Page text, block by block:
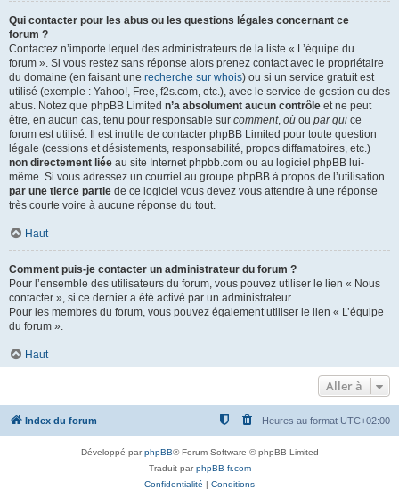
Qui contacter pour les abus ou les questions légales concernant ce
forum ?
Contactez n’importe lequel des administrateurs de la liste « L’équipe du
forum ». Si vous restez sans réponse alors prenez contact avec le propriétaire
du domaine (en faisant une recherche sur whois) ou si un service gratuit est
utilisé (exemple : Yahoo!, Free, f2s.com, etc.), avec le service de gestion ou des
abus. Notez que phpBB Limited n’a absolument aucun contrôle et ne peut
être, en aucun cas, tenu pour responsable sur comment, où ou par qui ce
forum est utilisé. Il est inutile de contacter phpBB Limited pour toute question
légale (cessions et désistements, responsabilité, propos diffamatoires, etc.)
non directement liée au site Internet phpbb.com ou au logiciel phpBB lui-
même. Si vous adressez un courriel au groupe phpBB à propos de l’utilisation
par une tierce partie de ce logiciel vous devez vous attendre à une réponse
très courte voire à aucune réponse du tout.
Haut
Comment puis-je contacter un administrateur du forum ?
Pour l’ensemble des utilisateurs du forum, vous pouvez utiliser le lien « Nous
contacter », si ce dernier a été activé par un administrateur.
Pour les membres du forum, vous pouvez également utiliser le lien « L’équipe
du forum ».
Haut
Aller à
Index du forum Heures au format UTC+02:00
Développé parphpBB® Forum Software © phpBB Limited
Traduit parphpBB-fr.com
Confidentialité | Conditions